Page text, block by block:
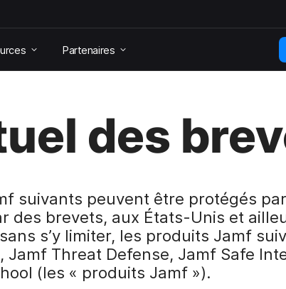
Partenaires
des
suivants peuvent être protégés
des brevets, aux États-Unis et
s’y limiter, les produits Jamf
Threat Defense, Jamf Safe
(les « produits Jamf »).